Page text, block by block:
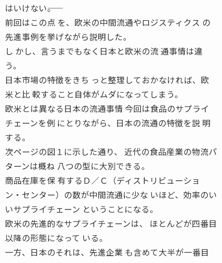
はいけない――。
前回はこの点 を、欧米の中間流通やロジスティクス の
先進事例を挙げながら説明した。
し かし、言うまでもなく日本と欧米の流 通事情は違
う。
日本市場の特徴をきち っと整理しておかなければ、欧
米と比 較すること自体がムダになってしまう。
欧米とは異なる日本の流通事情 今回は食品のサプライ
チェーンを例 にとりながら、日本の流通の特徴を説 明
する。
次ページの図１に示した通り、 近代の食品産業の物流パ
ターンは概ね 八つの型に大別できる。
商品在庫を保 有するＤ／Ｃ（ディストリビューショ
ン・センター）の数が中間流通に少な いほど、効率のい
いサプライチェーン ということになる。
欧米の先進的なサプライチェーンは、 ほとんどが四番目
以降の形態になって いる。
一方、日本のそれは、先進企業 も含めて大半が一番目